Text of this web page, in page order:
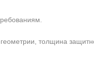
толщина